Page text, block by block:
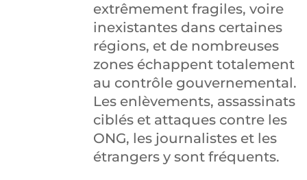
extrêmement fragiles, voire
inexistantes dans certaines
régions, et de nombreuses
zones échappent totalement
au contrôle gouvernemental.
Les enlèvements, assassinats
ciblés et attaques contre les
ONG, les journalistes et les
étrangers y sont fréquents.